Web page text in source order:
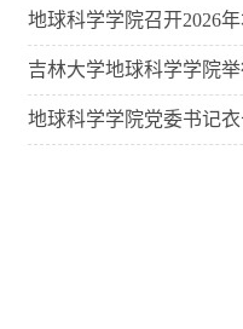
地球科学学院召开2026
吉林大学地球科学学院
地球科学学院党委书记